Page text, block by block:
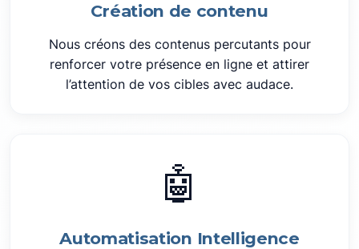
Création de contenu
Nous créons des contenus percutants pour
renforcer votre présence en ligne et attirer
l’attention de vos cibles avec audace.
🤖
Automatisation Intelligence